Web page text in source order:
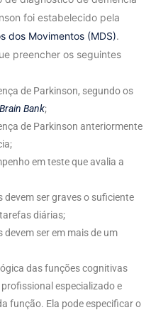
foi estabelecido pela
dos Movimentos (MDS).
preencher os seguintes
de Parkinson, segundo os
Bank;
de Parkinson anteriormente
em teste que avalia a
ser graves o suficiente
diárias;
ser em mais de um
das funções cognitivas
especializado e
função. Ela pode especificar o